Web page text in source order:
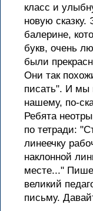
класс и
новую сказку.
балерине,
букв, очень
были
Они так
писать". И мы
нашему, по-
Ребята
по тетради:
линеечку
наклонной
месте..."
великий
письму.